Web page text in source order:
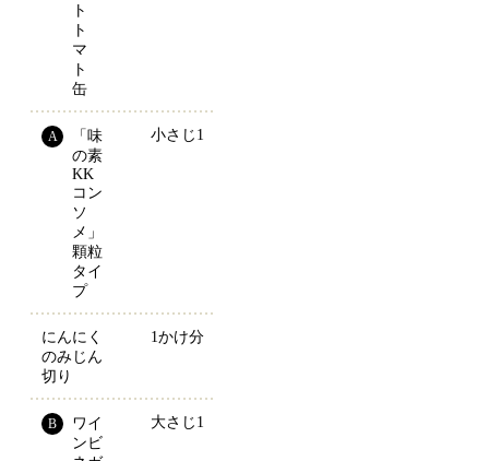
ト
ト
マ
ト
缶
A
「味
の素
KK
コン
ソ
メ」
顆粒
タイ
プ
小さじ1
にんにく
のみじん
切り
1かけ分
B
ワイ
ンビ
大さじ1